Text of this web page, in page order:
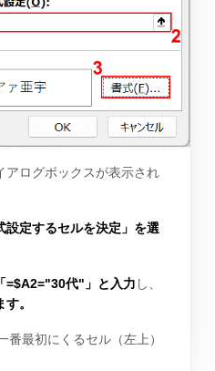
アログボックスが表示され
設定するセルを決定」を選
「=$A2="30代"」と入力 し、
。
番最初にくるセル（左上）